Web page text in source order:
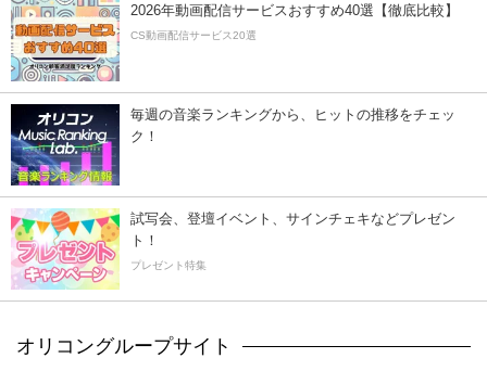
2026年動画配信サービスおすすめ40選【徹底比較】
CS動画配信サービス20選
毎週の音楽ランキングから、ヒットの推移をチェッ
ク！
試写会、登壇イベント、サインチェキなどプレゼン
ト！
プレゼント特集
オリコングループサイト